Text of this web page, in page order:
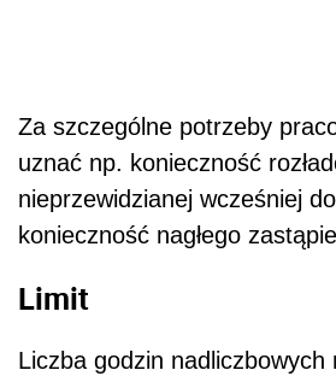
Za szczególne potrzeby
uznać np. konieczność
nieprzewidzianej wcześniej
konieczność nagłego
Limit
Liczba godzin nadliczbowych